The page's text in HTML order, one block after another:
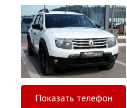
Показать телефон